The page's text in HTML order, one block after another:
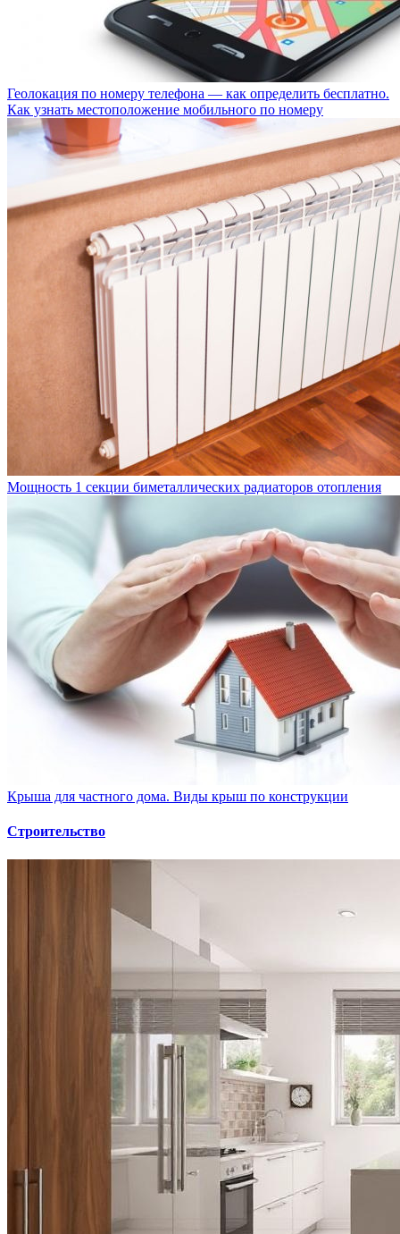
Геолокация по номеру телефона — как определить бесплатно.
Как узнать местоположение мобильного по номеру
Мощность 1 секции биметаллических радиаторов отопления
Крыша для частного дома. Виды крыш по конструкции
Строительство